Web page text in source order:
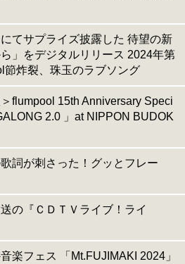
てサプライズ披露した 待望の新
」をデジタルリリース 2024年第
節炸裂、珠玉のラブソング
flumpool 15th Anniversary Speci
2.0 」at NIPPON BUDOK
詞が刺さった！グッとフレー
の『ＣＤＴＶライブ！ライ
楽フェス 「Mt.FUJIMAKI 2024」